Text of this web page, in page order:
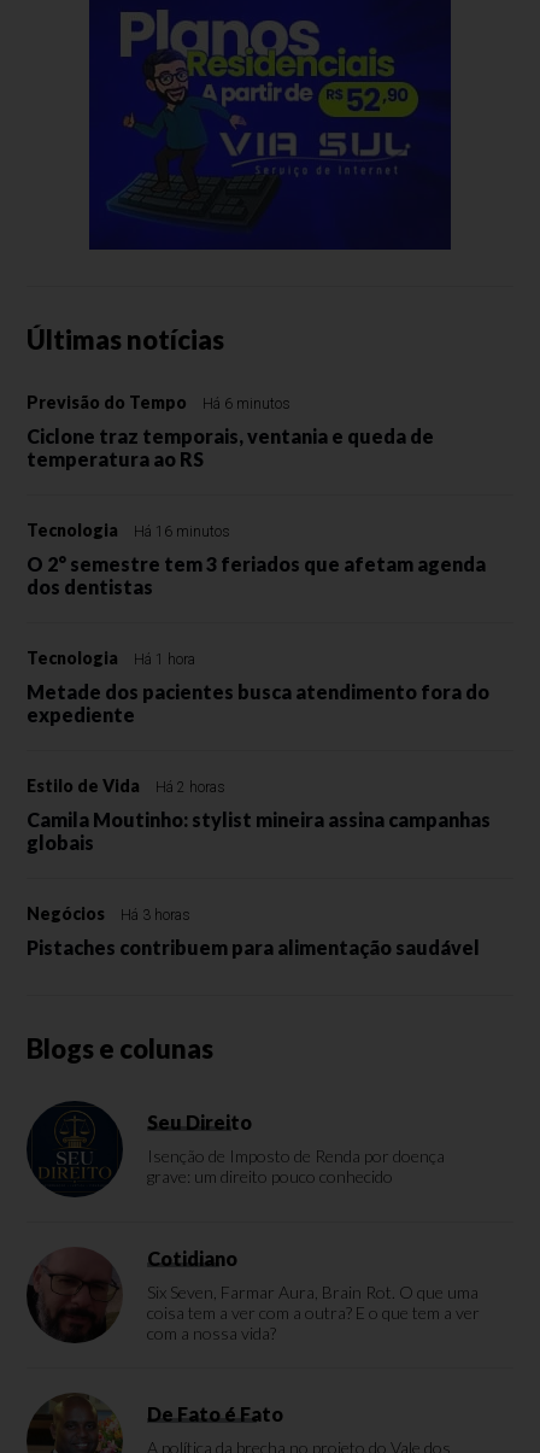
Últimas notícias
Previsão do Tempo Há 6 minutos
Ciclone traz temporais, ventania e queda de
temperatura ao RS
Tecnologia Há 16 minutos
O 2° semestre tem 3 feriados que afetam agenda
dos dentistas
Tecnologia Há 1 hora
Metade dos pacientes busca atendimento fora do
expediente
Estilo de Vida Há 2 horas
Camila Moutinho: stylist mineira assina campanhas
globais
Negócios Há 3 horas
Pistaches contribuem para alimentação saudável
Blogs e colunas
Seu Direito
Isenção de Imposto de Renda por doença
grave: um direito pouco conhecido
Cotidiano
Six Seven, Farmar Aura, Brain Rot. O que uma
coisa tem a ver com a outra? E o que tem a ver
com a nossa vida?
De Fato é Fato
A política da brecha no projeto do Vale dos